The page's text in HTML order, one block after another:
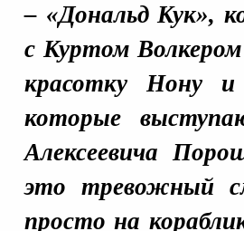
– «Дональд Кук»,
с Куртом
красотку Нону
которые
Алексеевича
это тревожный
просто на